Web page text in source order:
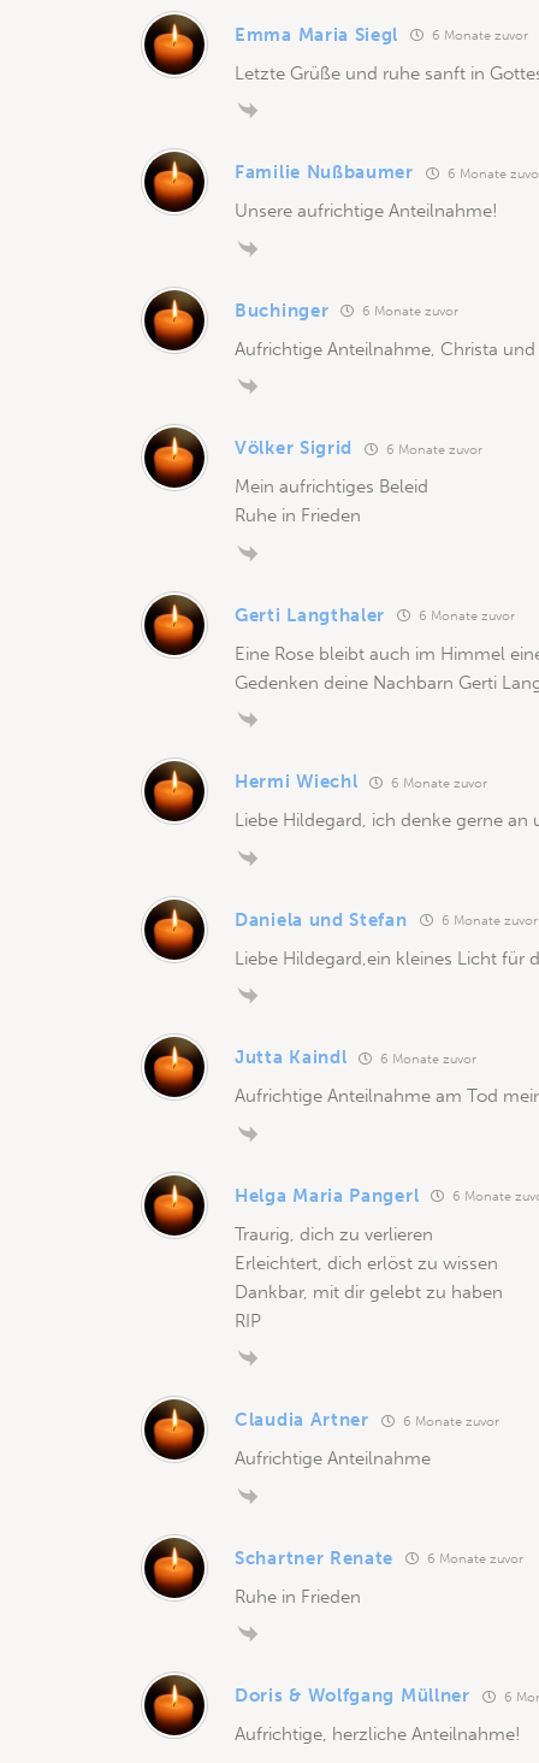
Emma Maria Siegl 6 Monate zuvor
Letzte Grüße und ruhe sanft in
Familie Nußbaumer 6 Monate
Unsere aufrichtige Anteilnahme!
Buchinger 6 Monate zuvor
Aufrichtige Anteilnahme, Christa
Völker Sigrid 6 Monate zuvor
Mein aufrichtiges Beleid
Ruhe in Frieden
Gerti Langthaler 6 Monate zuvor
Eine Rose bleibt auch im Himmel
Gedenken deine Nachbarn Gerti
Hermi Wiechl 6 Monate zuvor
Liebe Hildegard, ich denke gerne an
Daniela und Stefan 6 Monate zuvor
Liebe Hildegard,ein kleines Licht für
Jutta Kaindl 6 Monate zuvor
Aufrichtige Anteilnahme am Tod
Helga Maria Pangerl 6 Monate
Traurig, dich zu verlieren
Erleichtert, dich erlöst zu wissen
Dankbar, mit dir gelebt zu haben
RIP
Claudia Artner 6 Monate zuvor
Aufrichtige Anteilnahme
Schartner Renate 6 Monate zuvor
Ruhe in Frieden
Doris & Wolfgang Müllner 6
Aufrichtige, herzliche Anteilnahme!